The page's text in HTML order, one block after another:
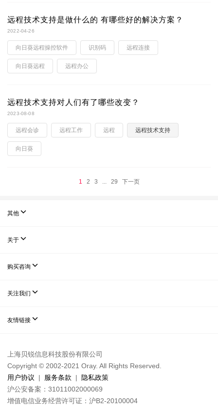
远程技术支持是做什么的 有哪些好的解决方案？
2022-04-26
向日葵远程操控软件 识别码 远程连接
向日葵远程 远程办公
远程技术支持对人们有了哪些改变？
2023-08-08
远程会诊 远程工作 远程 远程技术支持
向日葵
1 2 3 ... 29 下一页
其他 
关于 
购买咨询 
关注我们 
友情链接 
上海贝锐信息科技股份有限公司
Copyright © 2002-2021 Oray. All Rights Reserved.
用户协议 | 服务条款 |
隐私政策
沪公安备案：31011002000069
增值电信业务经营许可证：沪B2-20100004